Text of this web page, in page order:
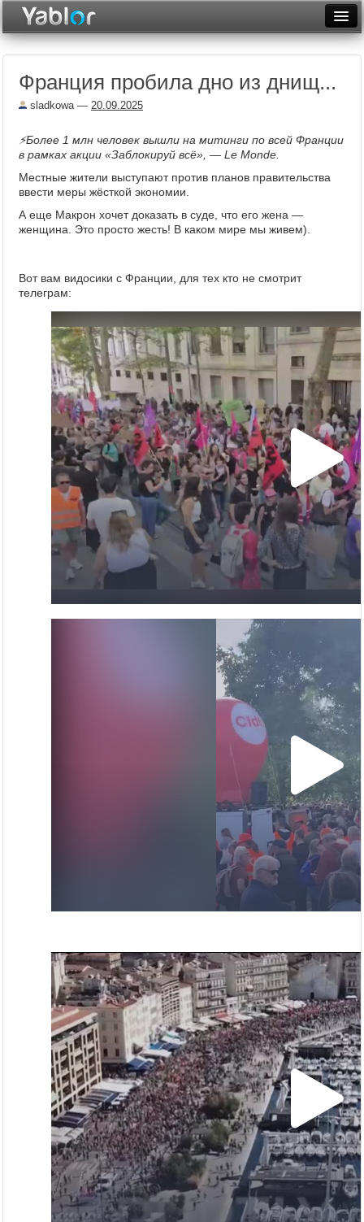
Неделя
Рейтинги
Архив
Фототоп
Франция пробила дно из днищ...
sladkowa— 20.09.2025
⚡️Более 1 млн человек вышли на митинги по всей Франции
в рамках акции «Заблокируй всё», — Le Monde.
Местные жители выступают против планов правительства
ввести меры жёсткой экономии.
А еще Макрон хочет доказать в суде, что его жена —
женщина. Это просто жесть! В каком мире мы живем).
Вот вам видосики с Франции, для тех кто не смотрит
телеграм: